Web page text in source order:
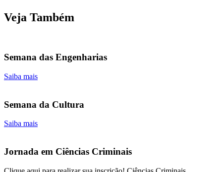
Veja Também
Semana das Engenharias
Saiba mais
Semana da Cultura
Saiba mais
Jornada em Ciências Criminais